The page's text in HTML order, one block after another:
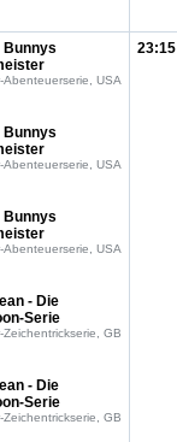
Bunnys
Abenteuerserie, USA
Bunnys
Abenteuerserie, USA
Bunnys
Abenteuerserie, USA
- Die
Serie
Zeichentrickserie, GB
- Die
Serie
Zeichentrickserie, GB
23:15